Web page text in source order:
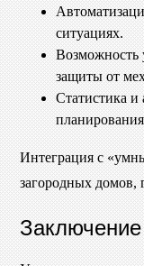
ситуациях.
Возможность
защиты от
Статистика и
Интеграция с
загородных домов,
Заключение